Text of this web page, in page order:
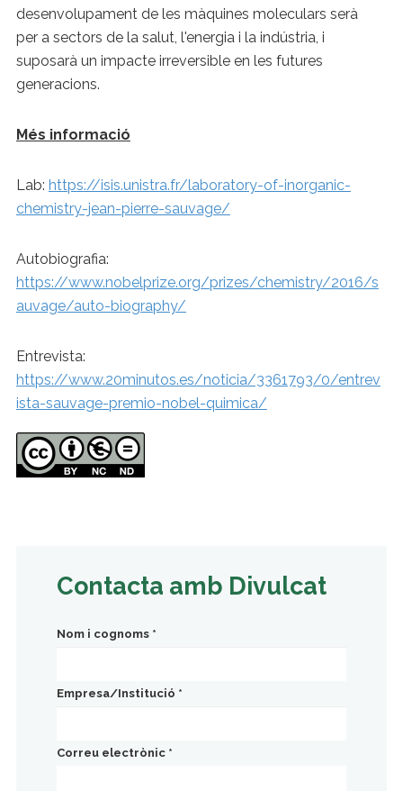
desenvolupament de les màquines moleculars serà
per a sectors de la salut, l'energia i la indústria, i
suposarà un impacte irreversible en les futures
generacions.
Més informació
Lab: https://isis.unistra.fr/laboratory-of-inorganic-
chemistry-jean-pierre-sauvage/
Autobiografia:
https://www.nobelprize.org/prizes/chemistry/2016/s
auvage/auto-biography/
Entrevista:
https://www.20minutos.es/noticia/3361793/0/entrev
ista-sauvage-premio-nobel-quimica/
Contacta amb Divulcat
Nom i cognoms *
Empresa/Institució *
Correu electrònic *